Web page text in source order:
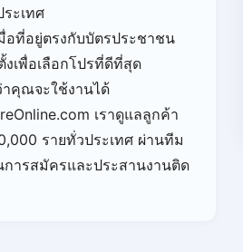
ะเทศ
อที่อยู่ตรงกับบัตรประชาชน
เพื่อเลือกโปรที่ดีที่สุด
คุณจะใช้งานได้
เราดูแลลูกค้า
รายทั่วประเทศ ผ่านทีม
ารสมัครและประสานงานติด